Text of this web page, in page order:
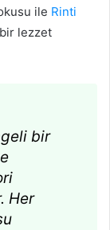
ile Rinti
lezzet
bir
Her